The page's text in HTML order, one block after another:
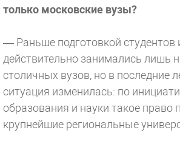
только московские вузы?
— Раньше подготовкой студентов
действительно занимались лишь
столичных вузов, но в последние
ситуация изменилась: по
образования и науки такое право
крупнейшие региональные